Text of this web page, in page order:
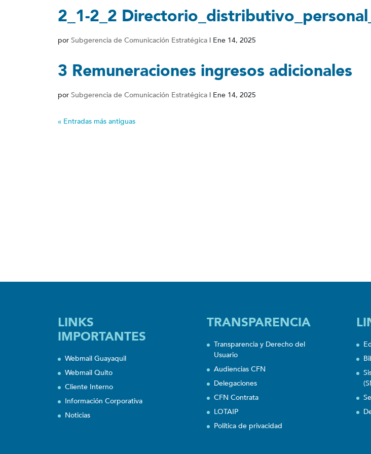
2_1-2_2
por Subgerencia de Comunicación Estratégica | Ene 14, 2025
3 Remuneraciones ingresos adicionales
por Subgerencia de Comunicación Estratégica | Ene 14, 2025
« Entradas más antiguas
LINKS
IMPORTANTES
Webmail Guayaquil
Webmail Quito
Cliente Interno
Información Corporativa
Noticias
TRANSPARENCIA
Transparencia y Derecho del
Usuario
Audiencias CFN
Delegaciones
CFN Contrata
LOTAIP
Política de privacidad